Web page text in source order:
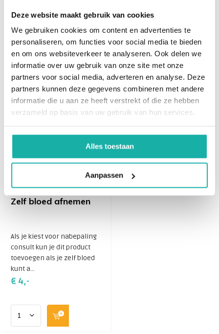
Deze website maakt gebruik van cookies
We gebruiken cookies om content en advertenties te
personaliseren, om functies voor social media te bieden
en om ons websiteverkeer te analyseren. Ook delen we
informatie over uw gebruik van onze site met onze
partners voor social media, adverteren en analyse. Deze
partners kunnen deze gegevens combineren met andere
informatie die u aan ze heeft verstrekt of die ze hebben
verzameld op basis van uw gebruik van hun services.
Alles toestaan
Aanpassen
€ 57,-
Recent bekeken
Zelf bloed afnemen
Als je kiest voor nabepaling
consult kun je dit product
toevoegen als je zelf bloed
kunt a...
€ 4,-